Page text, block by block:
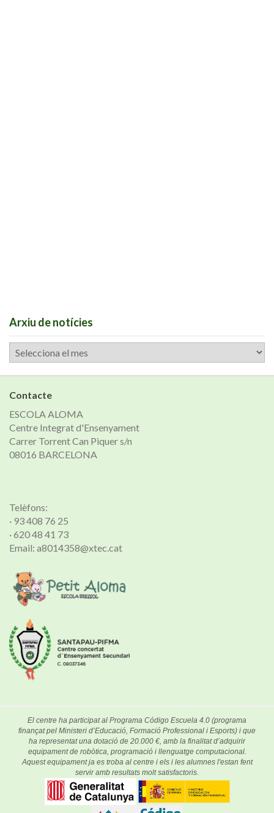
Arxiu de notícies
Arxiu
de
notícies
Contacte
ESCOLA ALOMA
Centre Integrat d'Ensenyament
Carrer Torrent Can Piquer s/n
08016 BARCELONA
Telèfons:
· 93 408 76 25
· 620 48 41 73
Email: a8014358@xtec.cat
El centre ha participat al Programa Código Escuela 4.0 (programa
finançat pel Ministeri d’Educació, Formació Professional i Esports) i que
ha representat una dotació de 20.000 €, amb la finalitat d’adquirir
equipament de robòtica, programació i llenguatge computacional.
Aquest equipament ja es troba al centre i els i les alumnes l'estan fent
servir amb resultats molt satisfactoris.